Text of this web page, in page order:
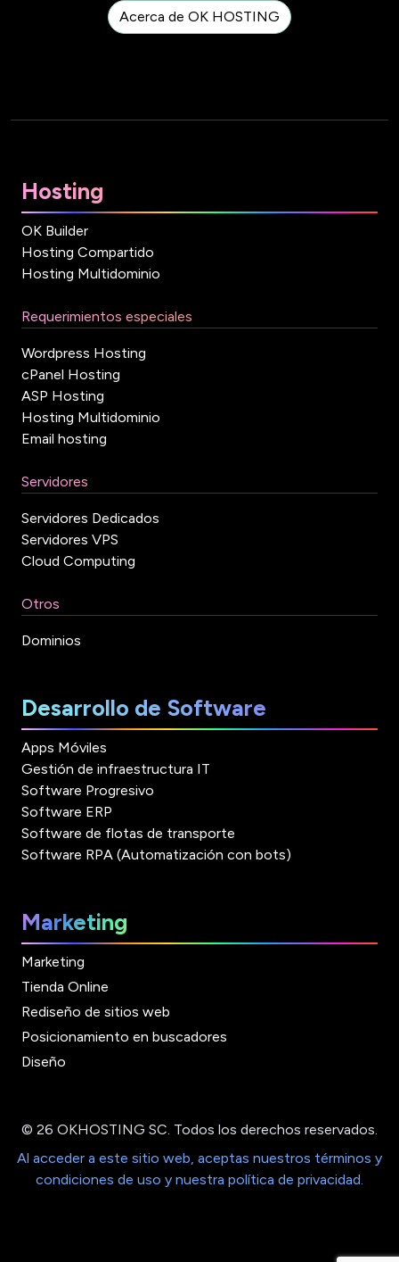
Acerca de OK HOSTING
Hosting
OK Builder
Hosting Compartido
Hosting Multidominio
Requerimientos especiales
Wordpress Hosting
cPanel Hosting
ASP Hosting
Hosting Multidominio
Email hosting
Servidores
Servidores Dedicados
Servidores VPS
Cloud Computing
Otros
Dominios
Desarrollo de Software
Apps Móviles
Gestión de infraestructura IT
Software Progresivo
Software ERP
Software de flotas de transporte
Software RPA (Automatización con bots)
Marketing
Marketing
Tienda Online
Rediseño de sitios web
Posicionamiento en buscadores
Diseño
© 26 OKHOSTING SC. Todos los derechos reservados.
Al acceder a este sitio web, aceptas nuestros términos y
condiciones de uso y nuestra política de privacidad.